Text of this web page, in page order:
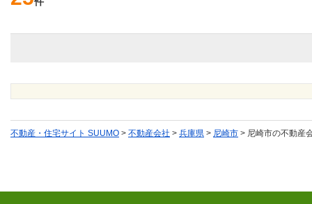
不動産・住宅サイト SUUMO > 不動産会社 > 兵庫県 > 尼崎市 > 尼崎市の不動産